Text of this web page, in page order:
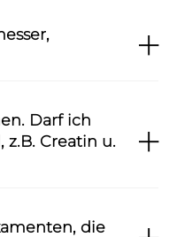
Darf ich
Creatin u.
die